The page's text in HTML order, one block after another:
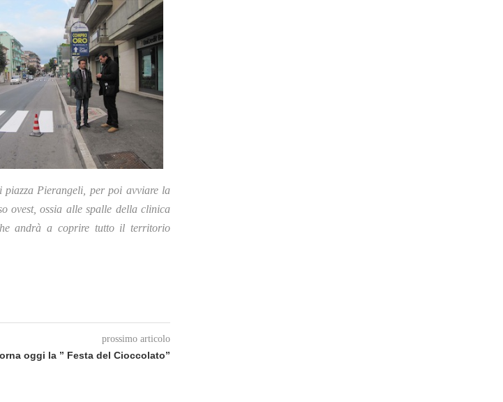
Pierangeli, per poi avviare la
ovest, ossia alle spalle della clinica
andrà a coprire tutto il territorio
prossimo articolo
oggi la ” Festa del Cioccolato”